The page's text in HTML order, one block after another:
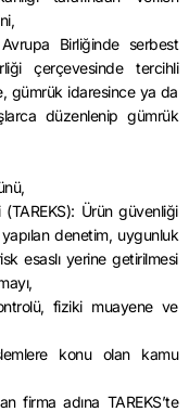
Birliğinde serbest
çerçevesinde tercihli
gümrük idaresince ya da
düzenlenip gümrük
Ürün güvenliği
denetim, uygunluk
esaslı yerine getirilmesi
fiziki muayene ve
konu olan kamu
firma adına TAREKS’te